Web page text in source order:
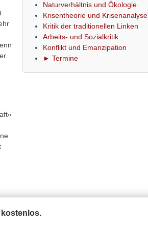
Naturverhältnis und Ökologie
Krisentheorie und Krisenanalyse
Kritik der traditionellen Linken
Arbeits- und Sozialkritik
Konflikt und Emanzipation
► Termine
kostenlos.